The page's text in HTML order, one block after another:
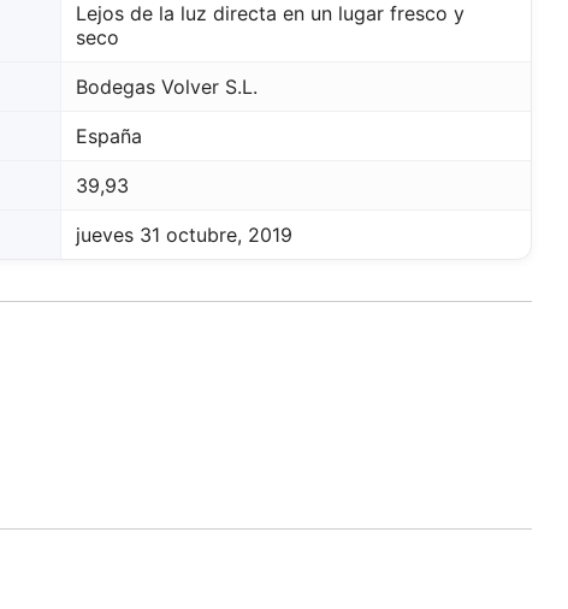
Lejos de la luz directa en un lugar fresco y
seco
Bodegas Volver S.L.
España
39,93
jueves 31 octubre, 2019